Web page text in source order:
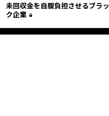
未回収金を自腹負担させるブラッ
ク企業